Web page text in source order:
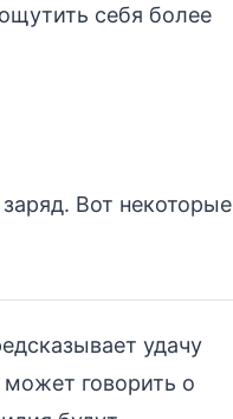
себя более
Вот некоторые
удачу
говорить о